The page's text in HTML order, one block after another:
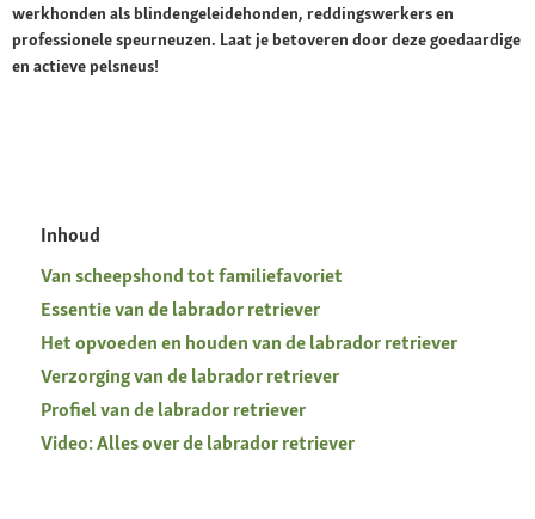
werkhonden als blindengeleidehonden, reddingswerkers en
professionele speurneuzen. Laat je betoveren door deze goedaardige
en actieve pelsneus!
Inhoud
Van scheepshond tot familiefavoriet
Essentie van de labrador retriever
Het opvoeden en houden van de labrador retriever
Verzorging van de labrador retriever
Profiel van de labrador retriever
Video: Alles over de labrador retriever